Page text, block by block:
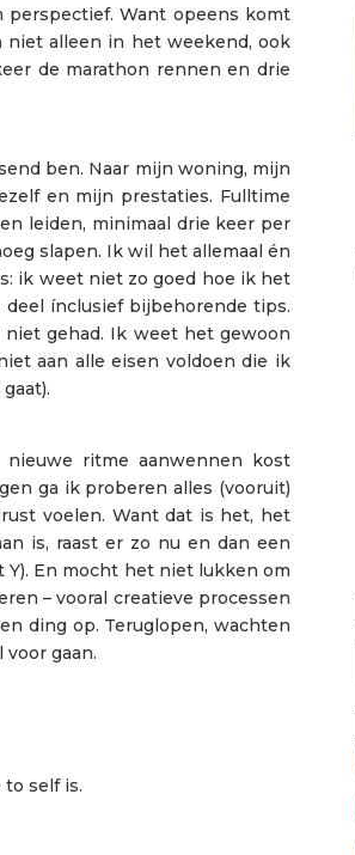
Want opeens komt
niet alleen in het weekend, ook
de marathon rennen en drie
ben. Naar mijn woning, mijn
en mijn prestaties. Fulltime
leiden, minimaal drie keer per
slapen. Ik wil het allemaal én
ik weet niet zo goed hoe ik het
ínclusief bijbehorende tips.
gehad. Ik weet het gewoon
aan alle eisen voldoen die ik
ritme aanwennen kost
ga ik proberen alles (vooruit)
voelen. Want dat is het, het
is, raast er zo nu en dan een
En mocht het niet lukken om
– vooral creatieve processen
ding op. Teruglopen, wachten
gaan.
self is.